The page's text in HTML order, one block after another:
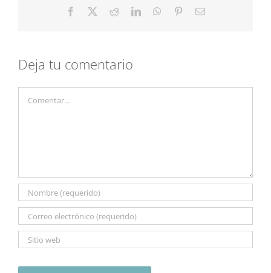
Facebook RedditLinkedInWhatsApp
PinterestCorreo
Deja tu comentario